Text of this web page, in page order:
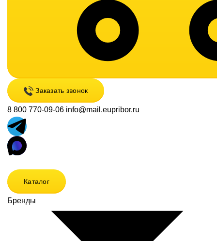
Заказать звонок
8 800 770-09-06 info@mail.eupribor.ru
Каталог
Бренды